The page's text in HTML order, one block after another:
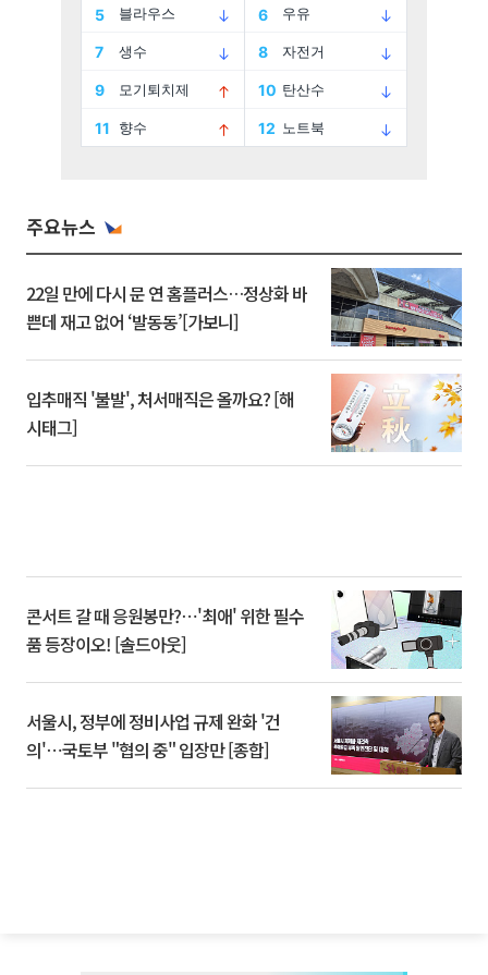
주요뉴스
22일 만에 다시 문 연 홈플러스…정상화 바
쁜데 재고 없어 ‘발동동’[가보니]
입추매직 '불발', 처서매직은 올까요? [해
시태그]
콘서트 갈 때 응원봉만?⋯'최애' 위한 필수
품 등장이오! [솔드아웃]
서울시, 정부에 정비사업 규제 완화 '건
의'⋯국토부 "협의 중" 입장만 [종합]